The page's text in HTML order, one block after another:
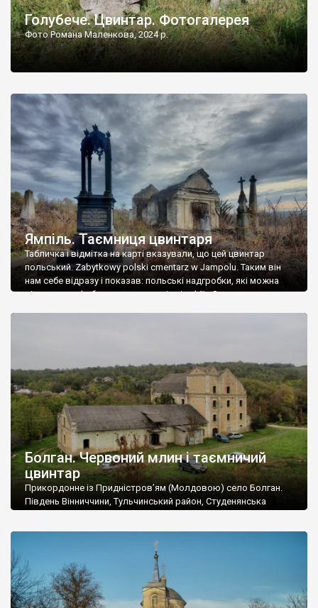
Голубече. Цвинтар. Фотогалерея
Фото Романа Маленкова, 2024 р.
Ямпіль. Таємниця цвинтаря
Табличка і відмітка на карті вказували, що цей цвинтар
польський. Zabytkowy polski cmentarz w Jampolu. Таким він
нам себе відразу і показав: польські надгробки, які можна
віднести до фабричних, польські епітафії… Загалом цвинтар
Болган. Червоний млин і таємничий
цвинтар
Прикордонне із Придністров’ям (Молдовою) село Болган.
Південь Вінниччини, Тульчинський район, Студенянська
старовинний цвинтар із кам’яними хрестами. Всі епітафії, які
збереглися, написані кирилицею, церковнослов’янською
мовою. За всіма традиційними ознаками – цвинтар
український. Хрести датуються 19 століттям. У 1924-1940
роках Болган […]